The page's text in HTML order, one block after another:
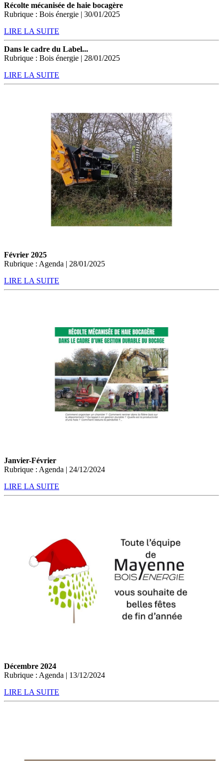
Récolte mécanisée de haie bocagère
Rubrique : Bois énergie | 30/01/2025
LIRE LA SUITE
Dans le cadre du Label...
Rubrique : Bois énergie | 28/01/2025
LIRE LA SUITE
Février 2025
Rubrique : Agenda | 28/01/2025
LIRE LA SUITE
Janvier-Février
Rubrique : Agenda | 24/12/2024
LIRE LA SUITE
Décembre 2024
Rubrique : Agenda | 13/12/2024
LIRE LA SUITE